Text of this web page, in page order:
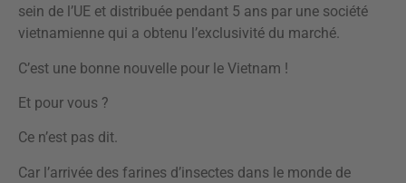
sein de l’UE et distribuée pendant 5 ans par une société
vietnamienne qui a obtenu l’exclusivité du marché.
C’est une bonne nouvelle pour le Vietnam !
Et pour vous ?
Ce n’est pas dit.
Car l’arrivée des farines d’insectes dans le monde de